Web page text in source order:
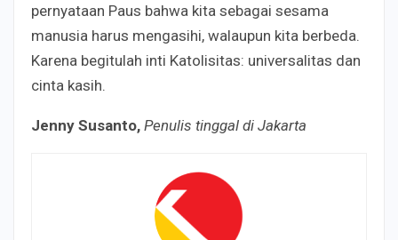
pernyataan Paus bahwa kita sebagai sesama
manusia harus mengasihi, walaupun kita berbeda.
Karena begitulah inti Katolisitas: universalitas dan
cinta kasih.
Jenny Susanto, Penulis tinggal di Jakarta